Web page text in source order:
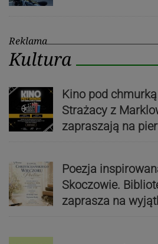
Reklama
Kultura
Kino pod
Strażacy z
zapraszają na
Poezja
Skoczowie.
zaprasza na